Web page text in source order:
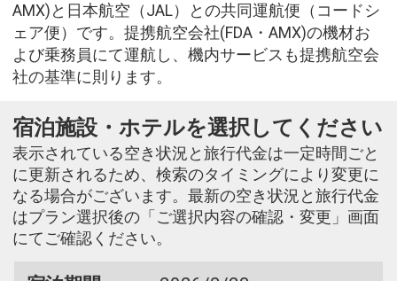
AMX)と日本航空（JAL）との共同運航便（コードシ
ェア便）です。提携航空会社(FDA・AMX)の機材お
よび乗務員にて運航し、機内サービスも提携航空会
社の基準に則ります。
宿泊施設・ホテルを選択してください
表示されている空き状況と旅行代金は一定時間ごと
に更新されるため、検索のタイミングにより変更に
なる場合がございます。最新の空き状況と旅行代金
はプラン選択後の「ご選択内容の確認・変更」画面
にてご確認ください。